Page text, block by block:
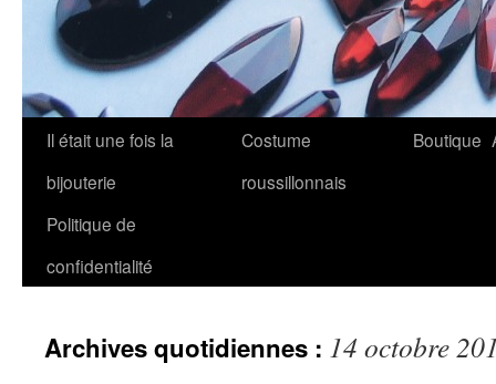
Il était une fois la
bijouterie
Costume
roussillonnais
Boutique
Politique de
confidentialité
Archives quotidiennes : 14 octobre